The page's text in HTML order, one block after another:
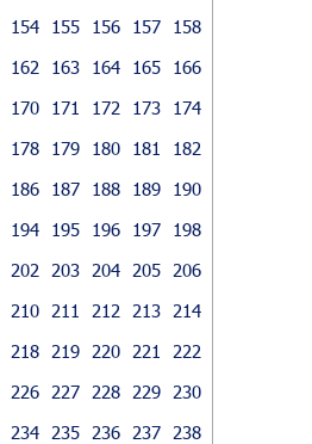
154 155 156 157
158
162 163 164 165
166
170 171 172 173
174
178 179 180 181
182
186 187 188 189
190
194 195 196 197
198
202 203 204 205
206
210 211 212 213
214
218 219 220 221
222
226 227 228 229
230
234 235 236 237
238